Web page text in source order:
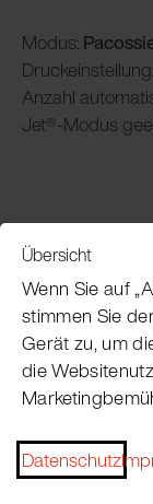
Modus:
Druckeinstellung
Anzahl
Jet®-Modus
Pacojet
Möchten Sie
Laufenden
Übersicht
Wenn Sie auf
stimmen Sie
Gerät zu, um
die
Datenschutz